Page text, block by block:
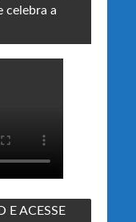
celebra a
E ACESSE